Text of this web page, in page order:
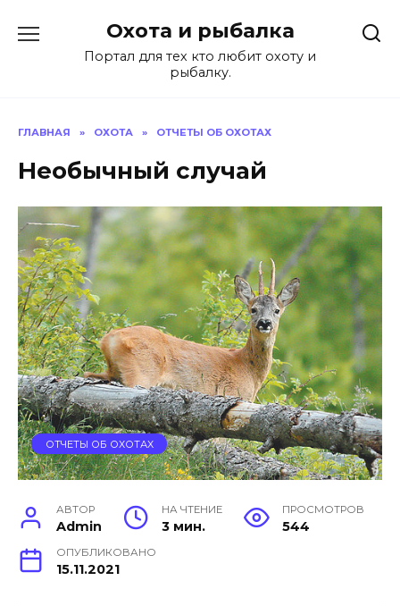
содержанию
Охота и рыбалка
Портал для тех кто любит охоту и
рыбалку.
ГЛАВНАЯ » ОХОТА » ОТЧЕТЫ ОБ ОХОТАХ
Необычный случай
ОТЧЕТЫ ОБ ОХОТАХ
АВТОР
Admin
НА ЧТЕНИЕ
3 мин.
ПРОСМОТРОВ
544
ОПУБЛИКОВАНО
15.11.2021